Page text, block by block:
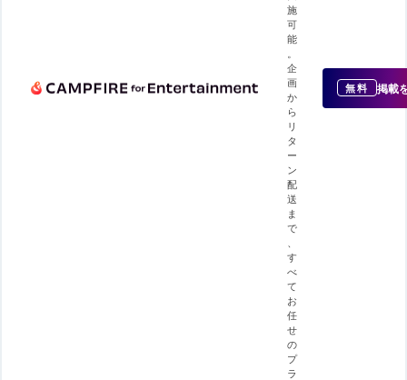
施
可
能
企
画
か
ら
リ
タ
ー
ン
配
送
ま
で
す
べ
て
お
任
せ
の
プ
ラ
無料 掲載